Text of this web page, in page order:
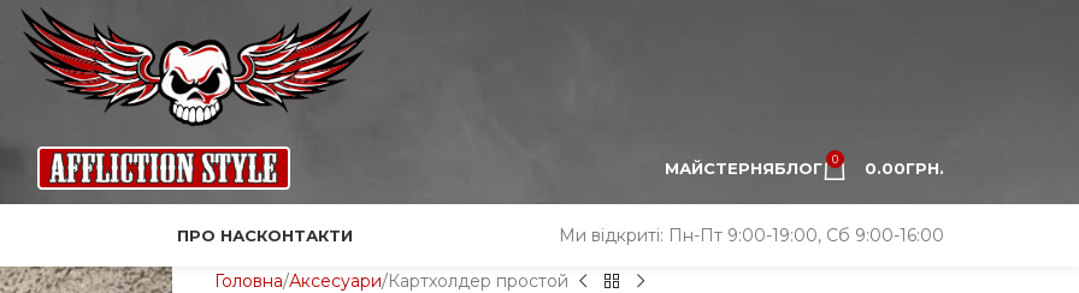
МАЙСТЕРНЯБЛОГ 0 0.00ГРН.
ПРО НАСКОНТАКТИ Ми відкриті: Пн-Пт 9:00-19:00, Сб 9:00-16:00
Головна Аксесуари Картхолдер простой